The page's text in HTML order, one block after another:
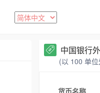
中国银行
(以 100 单
货币名称